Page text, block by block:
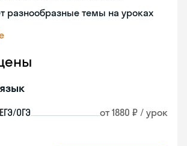
разнообразные темы на уроках
ОГЭ от 1880 ₽ / урок